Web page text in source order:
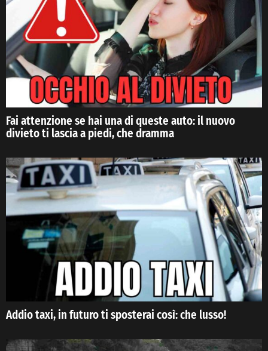
Fai attenzione se hai una di queste auto: il nuovo
divieto ti lascia a piedi, che dramma
Addio taxi, in futuro ti sposterai così: che lusso!